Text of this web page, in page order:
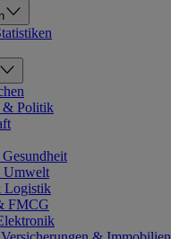
& Politik
Umwelt
Logistik
FMCG